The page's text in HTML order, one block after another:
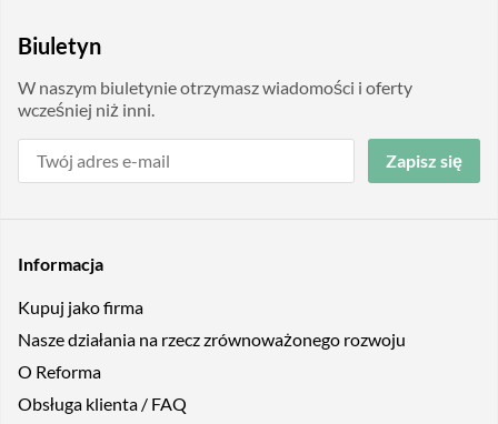
Biuletyn
W naszym biuletynie otrzymasz wiadomości i oferty
wcześniej niż inni.
Zapisz się
Informacja
Kupuj jako firma
Nasze działania na rzecz zrównoważonego rozwoju
O Reforma
Obsługa klienta / FAQ